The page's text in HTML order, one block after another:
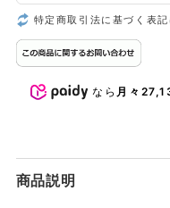
特定商取引法に基づく表記
なら 月々
商品説明